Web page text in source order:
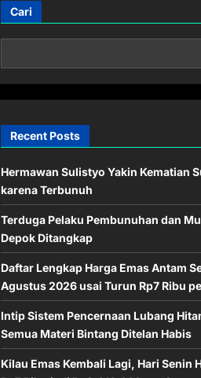
Cari
Recent Posts
Hermawan Sulistyo Yakin Kematian
karena Terbunuh
Terduga Pelaku Pembunuhan dan
Depok Ditangkap
Daftar Lengkap Harga Emas Antam
Agustus 2026 usai Turun Rp7 Ribu
Intip Sistem Pencernaan Lubang
Semua Materi Bintang Ditelan Habis
Kilau Emas Kembali Lagi, Hari Senin